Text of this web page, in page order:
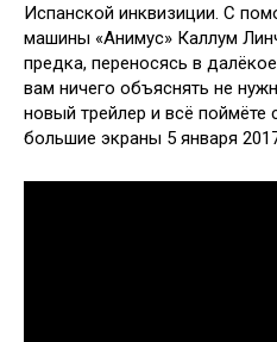
Испанской инквизиции. С
машины «Анимус» Каллум
предка, переносясь в
вам ничего объяснять не
новый трейлер и всё
большие экраны 5 января